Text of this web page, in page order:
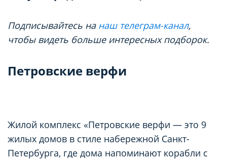
Подписывайтесь на наш телеграм-канал,
чтобы видеть больше интересных подборок.
Петровские верфи
Жилой комплекс «Петровские верфи — это 9
жилых домов в стиле набережной Санкт-
Петербурга, где дома напоминают корабли с